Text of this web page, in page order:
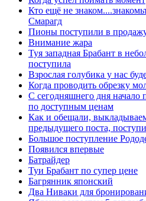
Кто ещё не
Смарагд
Пионы поступили в
Внимание жара
Туя западная Брабант в
поступила
Взрослая голубика у нас
Когда проводить обрезку
С сегодняшнего дня начало
по доступным ценам
Как и обещали,
предыдущего поста,
Большое поступление
Появился впервые
Батрайдер
Туи Брабант по супер цене
Багрянник японский
Два Ниваки для